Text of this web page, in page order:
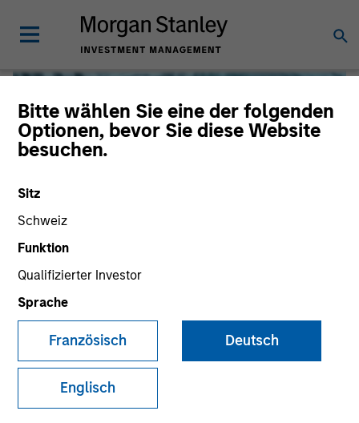
Bitte wählen Sie eine der folgenden
Optionen, bevor Sie diese Website
besuchen.
Sitz
Schweiz
Funktion
Qualifizierter Investor
Sprache
Französisch Deutsch
Englisch
Global Liquidity
We offer investments across the world’s liquidity markets
to meet a range of investors’ needs for income, liquidity
and capital preservation.